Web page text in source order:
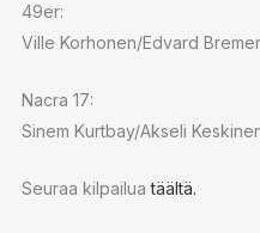
49er:
Ville Korhonen/Edvard Bremer
Nacra 17:
Sinem Kurtbay/Akseli
Seuraa kilpailua täältä.